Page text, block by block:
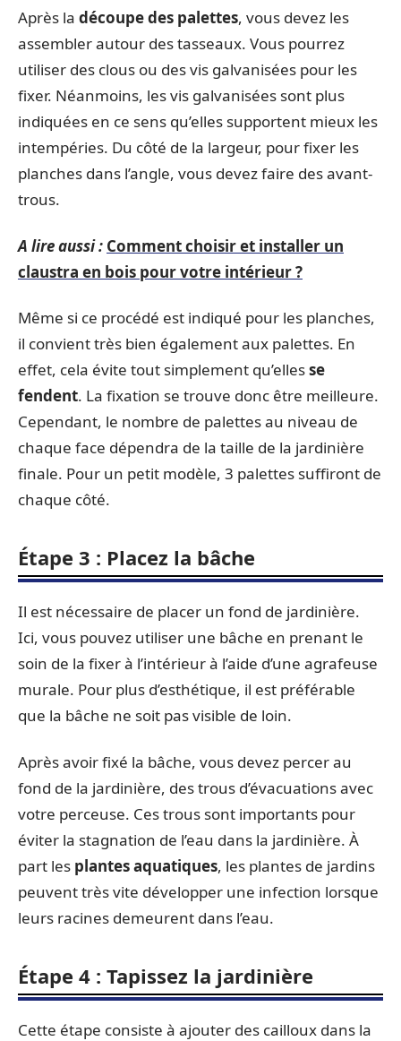
Après la découpe des palettes, vous devez les
assembler autour des tasseaux. Vous pourrez
utiliser des clous ou des vis galvanisées pour les
fixer. Néanmoins, les vis galvanisées sont plus
indiquées en ce sens qu’elles supportent mieux les
intempéries. Du côté de la largeur, pour fixer les
planches dans l’angle, vous devez faire des avant-
trous.
A lire aussi : Comment choisir et installer un
claustra en bois pour votre intérieur ?
Même si ce procédé est indiqué pour les planches,
il convient très bien également aux palettes. En
effet, cela évite tout simplement qu’ellesse
fendent. La fixation se trouve donc être meilleure.
Cependant, le nombre de palettes au niveau de
chaque face dépendra de la taille de la jardinière
finale. Pour un petit modèle, 3 palettes suffiront de
chaque côté.
Étape 3 : Placez la bâche
Il est nécessaire de placer un fond de jardinière.
Ici, vous pouvez utiliser une bâche en prenant le
soin de la fixer à l’intérieur à l’aide d’une agrafeuse
murale. Pour plus d’esthétique, il est préférable
que la bâche ne soit pas visible de loin.
Après avoir fixé la bâche, vous devez percer au
fond de la jardinière, des trous d’évacuations avec
votre perceuse. Ces trous sont importants pour
éviter la stagnation de l’eau dans la jardinière. À
part les plantes aquatiques, les plantes de jardins
peuvent très vite développer une infection lorsque
leurs racines demeurent dans l’eau.
Étape 4 : Tapissez la jardinière
Cette étape consiste à ajouter des cailloux dans la